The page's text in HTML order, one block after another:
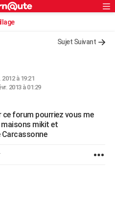
Sujet Suivant
à 19:21
2013 à 01:29
forum pourriez vous me
maisons mikit et
Carcassonne